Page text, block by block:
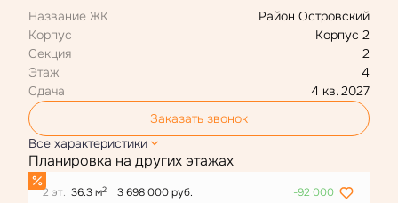
Название ЖК
Район Островский
Корпус
Корпус 2
Секция
2
Этаж
4
Сдача
4 кв. 2027
Заказать звонок
Все характеристики
Планировка на других этажах
2 эт. 36.3 м2 3 698 000 руб. -92 000